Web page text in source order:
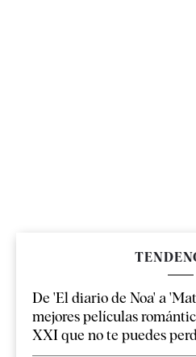
De 'El diario de Noa' a
mejores películas
XXI que no te puedes